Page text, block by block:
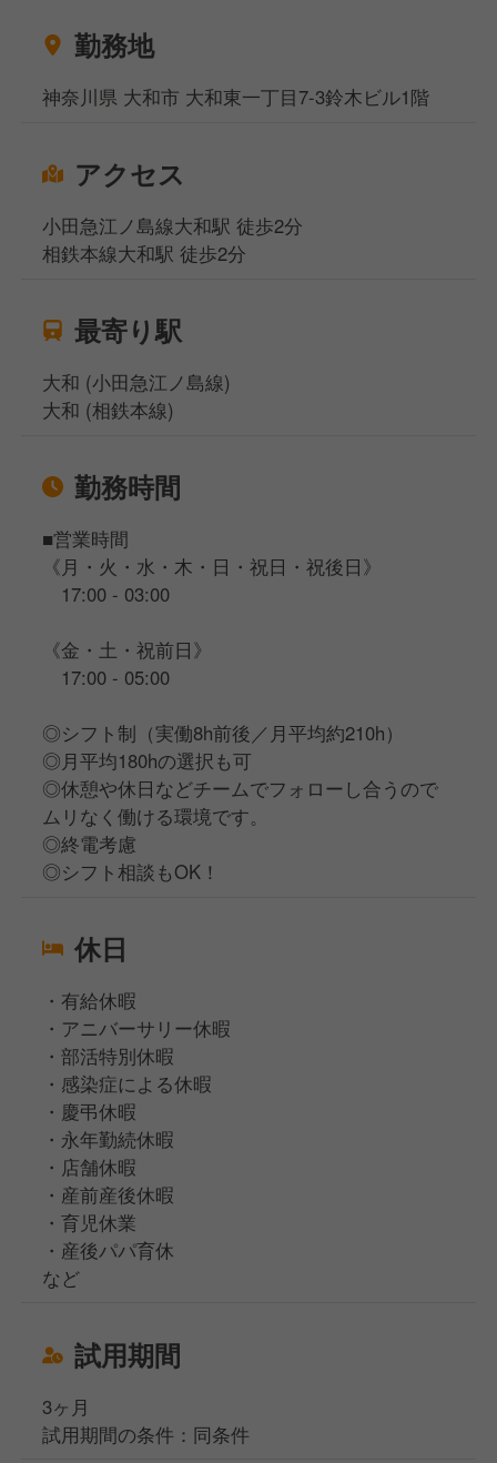
勤務地
神奈川県 大和市 大和東一丁目7-3鈴木ビル1階
アクセス
小田急江ノ島線大和駅 徒歩2分
相鉄本線大和駅 徒歩2分
最寄り駅
大和 (小田急江ノ島線)
大和 (相鉄本線)
勤務時間
■営業時間
《月・火・水・木・日・祝日・祝後日》
17:00 - 03:00
《金・土・祝前日》
17:00 - 05:00
◎シフト制（実働8h前後／月平均約210h）
◎月平均180hの選択も可
◎休憩や休日などチームでフォローし合うので
ムリなく働ける環境です。
◎終電考慮
◎シフト相談もOK！
休日
・有給休暇
・アニバーサリー休暇
・部活特別休暇
・感染症による休暇
・慶弔休暇
・永年勤続休暇
・店舗休暇
・産前産後休暇
・育児休業
・産後パパ育休
など
試用期間
3ヶ月
試用期間の条件：同条件